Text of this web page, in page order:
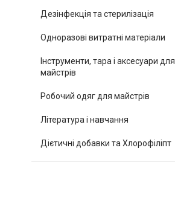
Дезінфекція та стерилізація
Одноразові витратні матеріали
Інструменти, тара і аксесуари для
майстрів
Робочий одяг для майстрів
Література і навчання
Дієтичні добавки та Хлорофіліпт